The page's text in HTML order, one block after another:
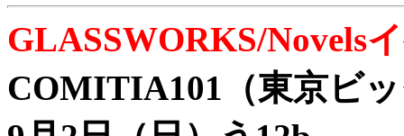
GLASSWORKS/Novels
COMITIA101（東京ビ